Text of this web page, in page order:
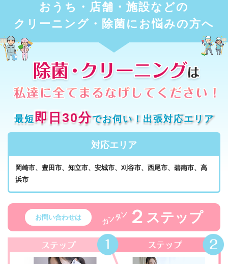
おうち・店舗・施設などの
クリーニング・除菌にお悩みの方へ
最短即日30分でお伺い！出張対応エリア
対応エリア
岡崎市、豊田市、知立市、安城市、刈谷市、西尾市、碧南市、高
浜市
お問い合わせは カンタン ２ ステップ